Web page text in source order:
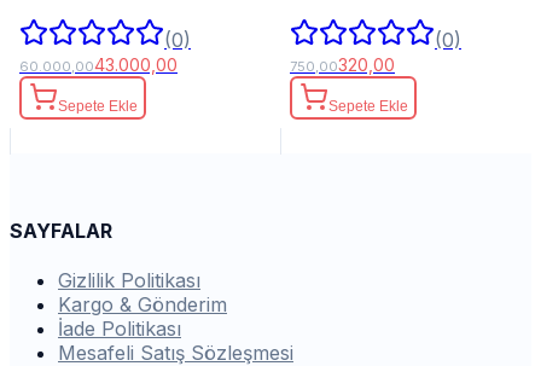
(0)
60.000,0043.000,00
Sepete Ekle
(0)
750,00320,00
Sepete Ekle
SAYFALAR
Gizlilik Politikası
Kargo & Gönderim
İade Politikası
Mesafeli Satış Sözleşmesi